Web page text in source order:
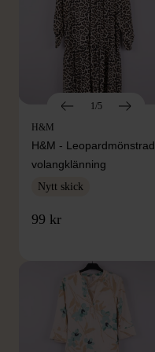
1/5
H&M
H&M - Leopardmönstrad
volangklänning
Nytt skick
99 kr